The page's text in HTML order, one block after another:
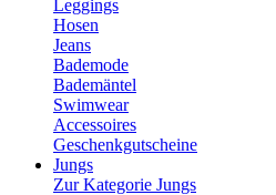
Leggings
Hosen
Jeans
Bademode
Bademäntel
Swimwear
Accessoires
Geschenkgutscheine
Jungs
Zur Kategorie Jungs